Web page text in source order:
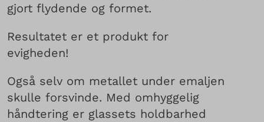
gjort flydende og formet.
Resultatet er et produkt for
evigheden!
Også selv om metallet under emaljen
skulle forsvinde. Med omhyggelig
håndtering er glassets holdbarhed